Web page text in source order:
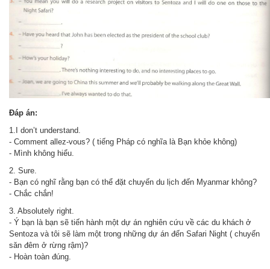
Đáp án:
1.I don’t understand.
- Comment allez-vous? ( tiếng Pháp có nghĩa là Bạn khỏe không)
- Mình không hiểu.
2. Sure.
- Bạn có nghĩ rằng bạn có thể đặt chuyến du lịch đến Myanmar không?
- Chắc chắn!
3. Absolutely right.
- Ý bạn là bạn sẽ tiến hành một dự án nghiên cứu về các du khách ở
Sentoza và tôi sẽ làm một trong những dự án đến Safari Night ( chuyến
săn đêm ở rừng rậm)?
- Hoàn toàn đúng.